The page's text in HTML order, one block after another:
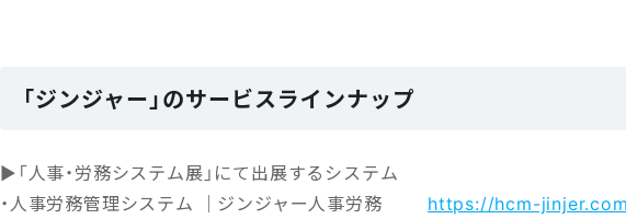
「ジンジャー」のサービスラインナップ
▶「人事・労務システム展」にて出展するシステム
・人事労務管理システム ｜ジンジャー人事労務
https://hcm-